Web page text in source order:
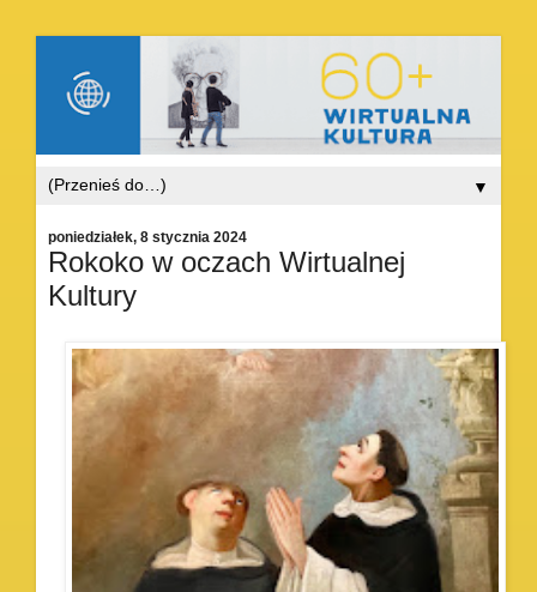
▼
poniedziałek, 8 stycznia 2024
Rokoko w oczach Wirtualnej
Kultury